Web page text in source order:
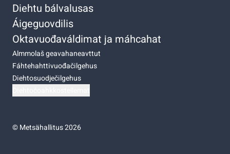
Diehtu bálvalusas
Áigeguovdilis
Oktavuođaváldimat ja máhcahat
Almmolaš geavahaneavttut
Fáhtehahttivuođačilgehus
Diehtosuodječilgehus
©Metsähallitus 2026